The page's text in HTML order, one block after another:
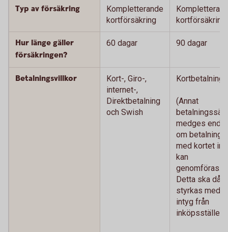
Typ av försäkring
Kompletterande
kortförsäkring
kortförsäkring
Hur länge gäller
försäkringen?
60 dagar 90 dagar
Betalningsvillkor
Kort-, Giro-,
internet-,
Direktbetalning
och Swish
Kortbetalning
(Annat
betalningssätt
medges
om betalning
med kortet
kan
genomföras.
Detta ska då
styrkas med
intyg från
inköpsstället.)